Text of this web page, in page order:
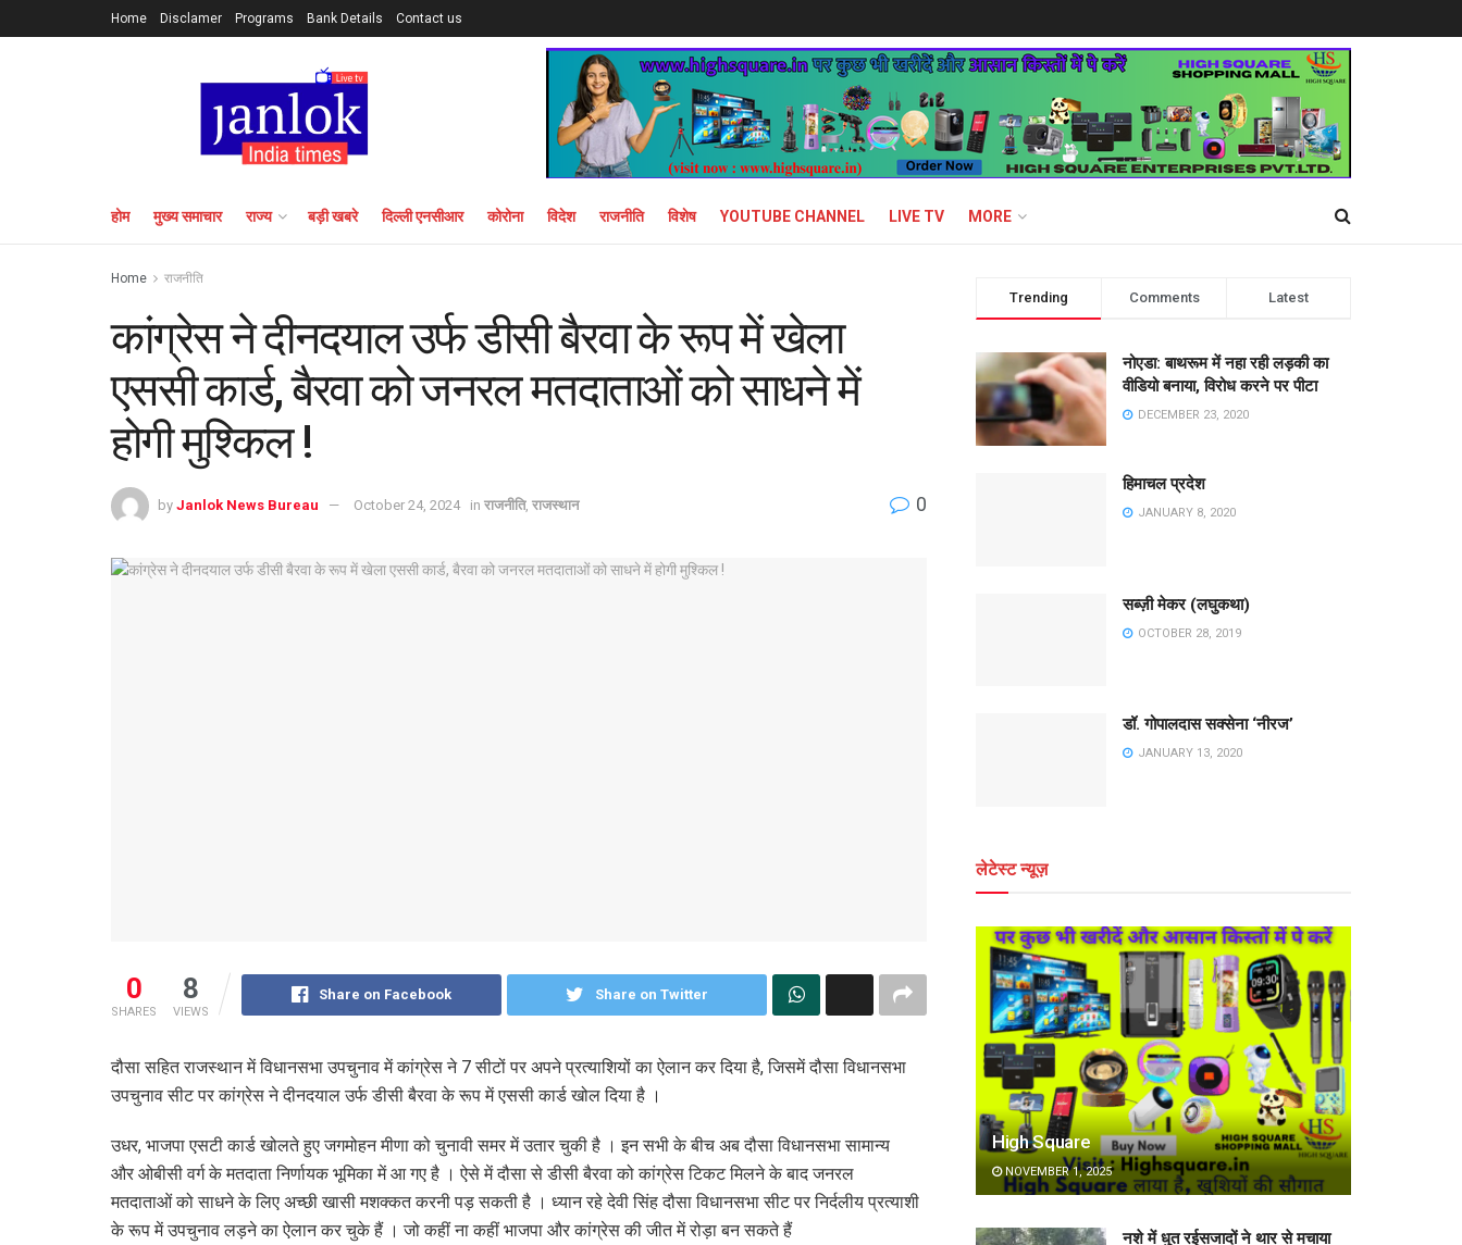
Home Disclamer Programs Bank Details Contact us
होम मुख्य समाचार राज्य बड़ी खबरे दिल्ली एनसीआर कोरोना विदेश राजनीति विशेष YOUTUBE CHANNEL LIVE TV MORE
Home राजनीति
कांग्रेस ने दीनदयाल उर्फ डीसी बैरवा के रूप में खेला
एससी कार्ड, बैरवा को जनरल मतदाताओं को साधने में
होगी मुश्किल !
by Janlok News Bureau October 24, 2024 in राजनीति, राजस्थान 0
0
SHARES
8
VIEWS
Share on Facebook Share on Twitter
दौसा सहित राजस्थान में विधानसभा उपचुनाव में कांग्रेस ने 7 सीटों पर अपने प्रत्याशियों का ऐलान कर दिया है, जिसमें दौसा विधानसभा
उपचुनाव सीट पर कांग्रेस ने दीनदयाल उर्फ डीसी बैरवा के रूप में एससी कार्ड खोल दिया है ।
उधर, भाजपा एसटी कार्ड खोलते हुए जगमोहन मीणा को चुनावी समर में उतार चुकी है । इन सभी के बीच अब दौसा विधानसभा सामान्य
और ओबीसी वर्ग के मतदाता निर्णायक भूमिका में आ गए है । ऐसे में दौसा से डीसी बैरवा को कांग्रेस टिकट मिलने के बाद जनरल
मतदाताओं को साधने के लिए अच्छी खासी मशक्कत करनी पड़ सकती है । ध्यान रहे देवी सिंह दौसा विधानसभा सीट पर निर्दलीय प्रत्याशी
के रूप में उपचुनाव लड़ने का ऐलान कर चुके हैं । जो कहीं ना कहीं भाजपा और कांग्रेस की जीत में रोड़ा बन सकते हैं
Trending Comments Latest
नोएडा: बाथरूम में नहा रही लड़की का
वीडियो बनाया, विरोध करने पर पीटा
DECEMBER 23, 2020
हिमाचल प्रदेश
JANUARY 8, 2020
सब्ज़ी मेकर (लघुकथा)
OCTOBER 28, 2019
डॉ. गोपालदास सक्सेना ‘नीरज’
JANUARY 13, 2020
लेटेस्ट न्यूज़
High Square
NOVEMBER 1, 2025
नशे में धुत रईसजादों ने थार से मचाया